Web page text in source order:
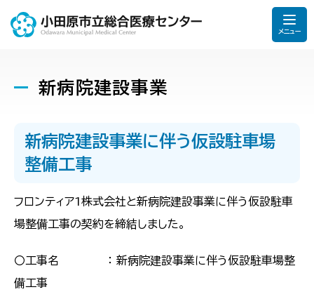
メニュー
新病院建設事業
新病院建設事業に伴う仮設駐車場
整備工事
フロンティア1株式会社と新病院建設事業に伴う仮設駐車
場整備工事の契約を締結しました。
〇工事名 ： 新病院建設事業に伴う仮設駐車場整
備工事